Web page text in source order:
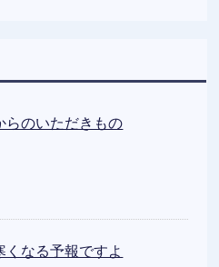
らのいただきもの
くなる予報ですよ